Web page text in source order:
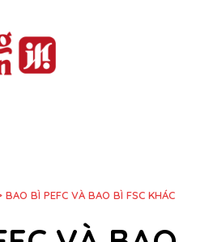
BAO BÌ PEFC VÀ BAO BÌ FSC KHÁC